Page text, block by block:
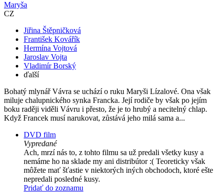
Maryša
CZ
Jiřina Štěpničková
František Kovářík
Hermína Vojtová
Jaroslav Vojta
Vladimír Borský
ďalší
Bohatý mlynář Vávra se uchází o ruku Maryši Lízalové. Ona však
miluje chalupnického synka Francka. Její rodiče by však po jejím
boku raději viděli Vávru i přesto, že je to hrubý a necitelný chlap.
Když Francek musí narukovat, zůstává jeho milá sama a...
DVD film
Vypredané
Ach, mrzí nás to, z tohto filmu sa už predali všetky kusy a
nemáme ho na sklade my ani distribútor :( Teoreticky však
môžete mať šťastie v niektorých iných obchodoch, ktoré ešte
nepredali posledné kusy.
Pridať do zoznamu